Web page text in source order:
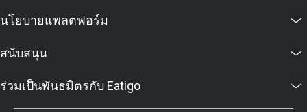
นโยบายแพลตฟอร์ม
สนับสนุน
ร่วมเป็นพันธมิตรกับ Eatigo